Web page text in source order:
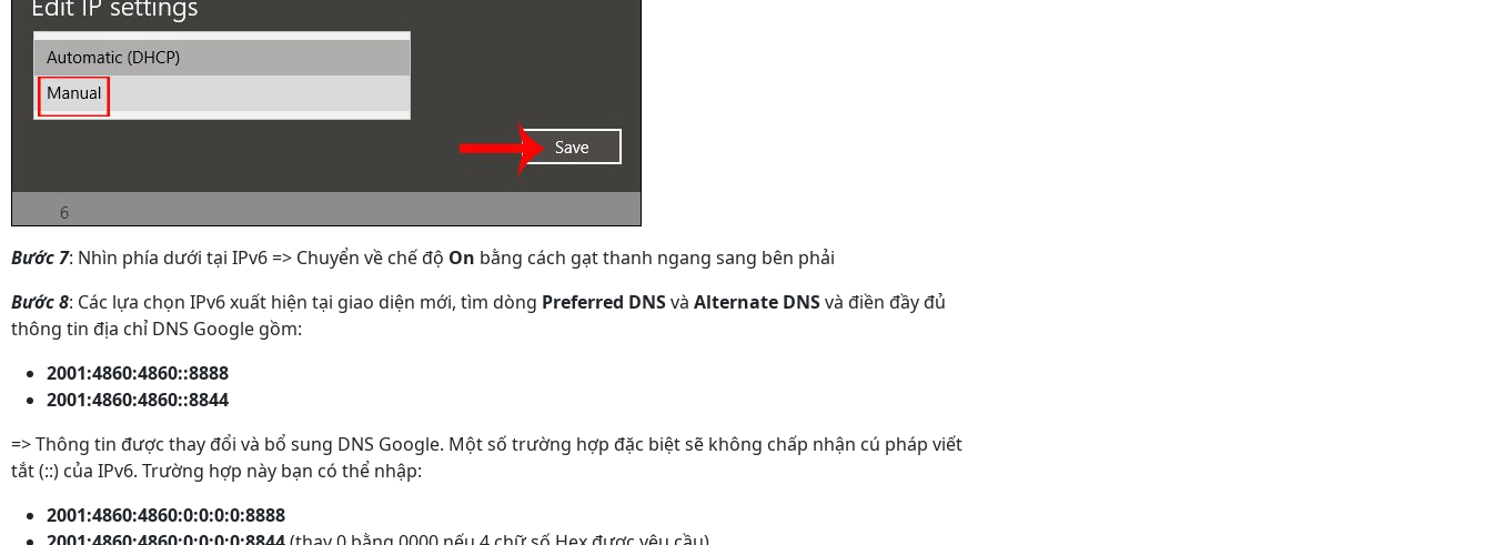
Bước 7: Nhìn phía dưới tại IPv6 => Chuyển về chế độ On bằng cách gạt thanh ngang sang bên phải
Bước 8: Các lựa chọn IPv6 xuất hiện tại giao diện mới, tìm dòng Preferred DNSvà Alternate DNSvà điền đầy đủ
thông tin địa chỉ DNS Google gồm:
2001:4860:4860::8888
2001:4860:4860::8844
=> Thông tin được thay đổi và bổ sung DNS Google. Một số trường hợp đặc biệt sẽ không chấp nhận cú pháp viết
tắt (::) của IPv6. Trường hợp này bạn có thể nhập:
2001:4860:4860:0:0:0:0:8888